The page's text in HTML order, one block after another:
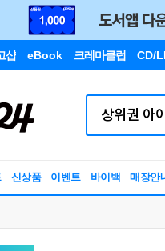
샵 eBook 크레마클럽 CD/
신상품 이벤트 바이백 매장안